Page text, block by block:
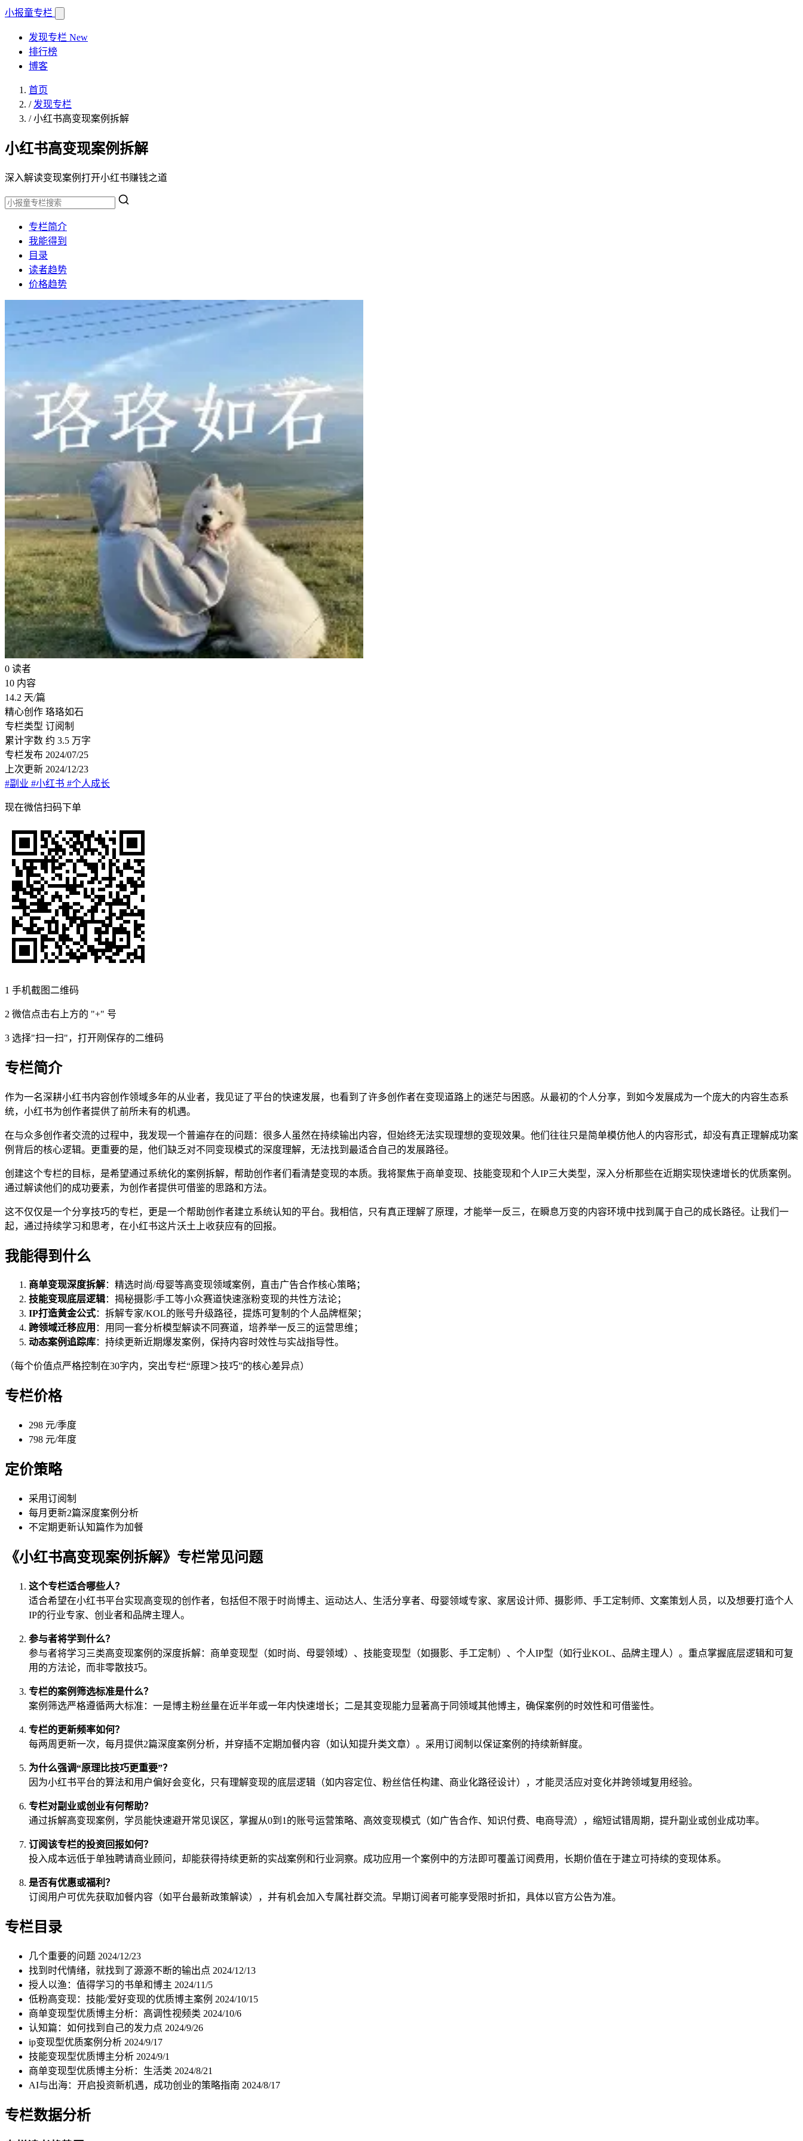
小报童专栏
发现专栏 New
排行榜
博客
首页
/ 发现专栏
/小红书高变现案例拆解
小红书高变现案例拆解
深入解读变现案例打开小红书赚钱之道
专栏简介
我能得到
目录
读者趋势
价格趋势
0 读者
10 内容
14.2 天/篇
精心创作 珞珞如石
专栏类型 订阅制
累计字数 约 3.5 万字
专栏发布 2024/07/25
上次更新 2024/12/23
#副业 #小红书 #个人成长
现在微信扫码下单
1 手机截图二维码
2 微信点击右上方的 "+" 号
3 选择"扫一扫"，打开刚保存的二维码
专栏简介
作为一名深耕小红书内容创作领域多年的从业者，我见证了平台的快速发展，也看到了许多创作者在变现道路上的迷茫与困惑。从最初的个人分享，到如今发展成为一个庞大的内容生态系
统，小红书为创作者提供了前所未有的机遇。
在与众多创作者交流的过程中，我发现一个普遍存在的问题：很多人虽然在持续输出内容，但始终无法实现理想的变现效果。他们往往只是简单模仿他人的内容形式，却没有真正理解成功案
例背后的核心逻辑。更重要的是，他们缺乏对不同变现模式的深度理解，无法找到最适合自己的发展路径。
创建这个专栏的目标，是希望通过系统化的案例拆解，帮助创作者们看清楚变现的本质。我将聚焦于商单变现、技能变现和个人IP三大类型，深入分析那些在近期实现快速增长的优质案例。
通过解读他们的成功要素，为创作者提供可借鉴的思路和方法。
这不仅仅是一个分享技巧的专栏，更是一个帮助创作者建立系统认知的平台。我相信，只有真正理解了原理，才能举一反三，在瞬息万变的内容环境中找到属于自己的成长路径。让我们一
起，通过持续学习和思考，在小红书这片沃土上收获应有的回报。
我能得到什么
商单变现深度拆解：精选时尚/母婴等高变现领域案例，直击广告合作核心策略；
技能变现底层逻辑：揭秘摄影/手工等小众赛道快速涨粉变现的共性方法论；
IP打造黄金公式：拆解专家/KOL的账号升级路径，提炼可复制的个人品牌框架；
跨领域迁移应用 ：用同一套分析模型解读不同赛道，培养举一反三的运营思维；
动态案例追踪库：持续更新近期爆发案例，保持内容时效性与实战指导性。
（每个价值点严格控制在30字内，突出专栏“原理＞技巧”的核心差异点）
专栏价格
298 元/季度
798 元/年度
定价策略
采用订阅制
每月更新2篇深度案例分析
不定期更新认知篇作为加餐
《小红书高变现案例拆解》专栏常见问题
这个专栏适合哪些人？
适合希望在小红书平台实现高变现的创作者，包括但不限于时尚博主、运动达人、生活分享者、母婴领域专家、家居设计师、摄影师、手工定制师、文案策划人员，以及想要打造个人
IP的行业专家、创业者和品牌主理人。
参与者将学到什么？
参与者将学习三类高变现案例的深度拆解：商单变现型（如时尚、母婴领域）、技能变现型（如摄影、手工定制）、个人IP型（如行业KOL、品牌主理人）。重点掌握底层逻辑和可复
用的方法论，而非零散技巧。
专栏的案例筛选标准是什么？
案例筛选严格遵循两大标准：一是博主粉丝量在近半年或一年内快速增长；二是其变现能力显著高于同领域其他博主，确保案例的时效性和可借鉴性。
专栏的更新频率如何？
每两周更新一次，每月提供2篇深度案例分析，并穿插不定期加餐内容（如认知提升类文章）。采用订阅制以保证案例的持续新鲜度。
为什么强调“原理比技巧更重要”？
因为小红书平台的算法和用户偏好会变化，只有理解变现的底层逻辑（如内容定位、粉丝信任构建、商业化路径设计），才能灵活应对变化并跨领域复用经验。
专栏对副业或创业有何帮助？
通过拆解高变现案例，学员能快速避开常见误区，掌握从0到1的账号运营策略、高效变现模式（如广告合作、知识付费、电商导流），缩短试错周期，提升副业或创业成功率。
订阅该专栏的投资回报如何？
投入成本远低于单独聘请商业顾问，却能获得持续更新的实战案例和行业洞察。成功应用一个案例中的方法即可覆盖订阅费用，长期价值在于建立可持续的变现体系。
是否有优惠或福利？
订阅用户可优先获取加餐内容（如平台最新政策解读），并有机会加入专属社群交流。早期订阅者可能享受限时折扣，具体以官方公告为准。
专栏目录
几个重要的问题 2024/12/23
找到时代情绪，就找到了源源不断的输出点 2024/12/13
授人以渔：值得学习的书单和博主 2024/11/5
低粉高变现：技能/爱好变现的优质博主案例 2024/10/15
商单变现型优质博主分析：高调性视频类 2024/10/6
认知篇：如何找到自己的发力点 2024/9/26
ip变现型优质案例分析 2024/9/17
技能变现型优质博主分析 2024/9/1
商单变现型优质博主分析：生活类 2024/8/21
AI与出海：开启投资新机遇，成功创业的策略指南 2024/8/17
专栏数据分析